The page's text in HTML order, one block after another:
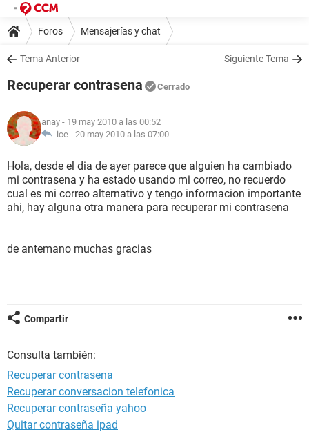
Foros Mensajerías y chat
Tema Anterior Siguiente Tema
Recuperar contrasena Cerrado
anay - 19 may 2010 a las 00:52
ice - 20 may 2010 a las 07:00
Hola, desde el dia de ayer parece que alguien ha cambiado
mi contrasena y ha estado usando mi correo, no recuerdo
cual es mi correo alternativo y tengo informacion importante
ahi, hay alguna otra manera para recuperar mi contrasena
de antemano muchas gracias
Compartir
Consulta también:
Recuperar contrasena
Recuperar conversacion telefonica
Recuperar contraseña yahoo
Quitar contraseña ipad